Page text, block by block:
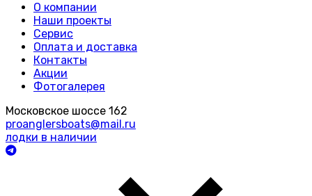
О компании
Наши проекты
Сервис
Оплата и доставка
Контакты
Акции
Фотогалерея
Московское шоссе 162
proanglersboats@mail.ru
лодки в наличии